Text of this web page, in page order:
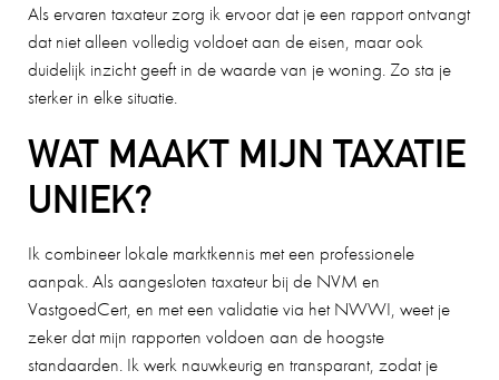
Als ervaren taxateur zorg ik ervoor dat je een rapport ontvangt
dat niet alleen volledig voldoet aan de eisen, maar ook
duidelijk inzicht geeft in de waarde van je woning. Zo sta je
sterker in elke situatie.
WAT MAAKT MIJN TAXATIE
UNIEK?
Ik combineer lokale marktkennis met een professionele
aanpak. Als aangesloten taxateur bij de NVM en
VastgoedCert, en met een validatie via het NWWI, weet je
zeker dat mijn rapporten voldoen aan de hoogste
standaarden. Ik werk nauwkeurig en transparant, zodat je